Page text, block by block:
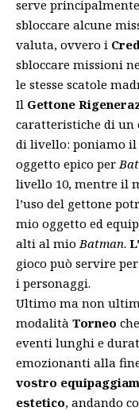
serve
sbloccare alcune
valuta, ovvero i
sbloccare missioni
le stesse scatole
Il Gettone
caratteristiche di un
di livello: poniamo il
oggetto epico per
livello 10, mentre il
l’uso del gettone
mio oggetto ed
alti al mio Batman.
gioco può servire
i personaggi.
Ultimo ma non
modalità Torneo
eventi lunghi e
emozionanti alla
vostro
estetico, andando